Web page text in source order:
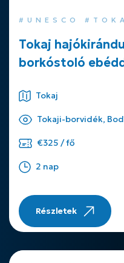
#UNESCO
Tokaj
borkóstoló
Tokaj
Tokaji-borvidék,
€325 / fő
2 nap
Részletek